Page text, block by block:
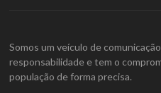
Somos um veículo de
responsabilidade e tem o
população de forma precisa.